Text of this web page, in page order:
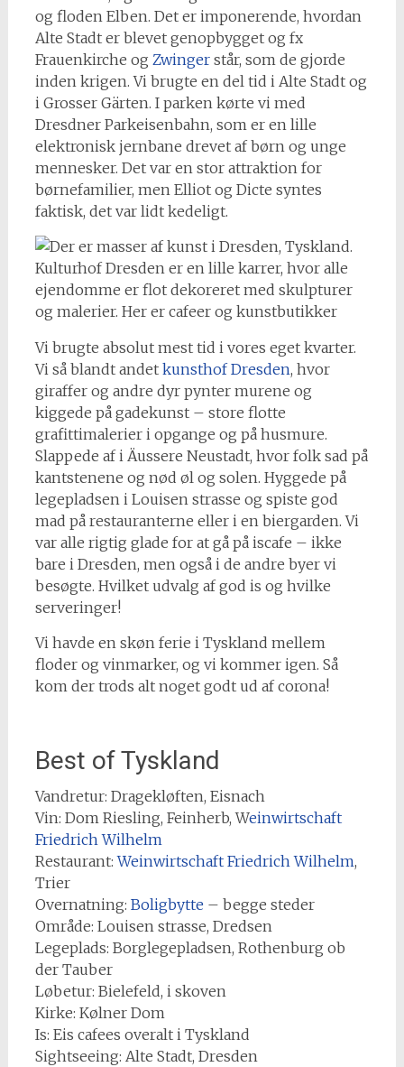
og floden Elben. Det er imponerende, hvordan
Alte Stadt er blevet genopbygget og fx
Frauenkirche og Zwinger står, som de gjorde
inden krigen. Vi brugte en del tid i Alte Stadt og
i Grosser Gärten. I parken kørte vi med
Dresdner Parkeisenbahn, som er en lille
elektronisk jernbane drevet af børn og unge
mennesker. Det var en stor attraktion for
børnefamilier, men Elliot og Dicte syntes
faktisk, det var lidt kedeligt.
Kulturhof Dresden er en lille karrer, hvor alle
ejendomme er flot dekoreret med skulpturer
og malerier. Her er cafeer og kunstbutikker
Vi brugte absolut mest tid i vores eget kvarter.
Vi så blandt andet kunsthof Dresden, hvor
giraffer og andre dyr pynter murene og
kiggede på gadekunst – store flotte
grafittimalerier i opgange og på husmure.
Slappede af i Äussere Neustadt, hvor folk sad på
kantstenene og nød øl og solen. Hyggede på
legepladsen i Louisen strasse og spiste god
mad på restauranterne eller i en biergarden. Vi
var alle rigtig glade for at gå på iscafe – ikke
bare i Dresden, men også i de andre byer vi
besøgte. Hvilket udvalg af god is og hvilke
serveringer!
Vi havde en skøn ferie i Tyskland mellem
floder og vinmarker, og vi kommer igen. Så
kom der trods alt noget godt ud af corona!
Best of Tyskland
Vandretur: Dragekløften, Eisnach
Vin: Dom Riesling, Feinherb, Weinwirtschaft
Friedrich Wilhelm
Restaurant:Weinwirtschaft Friedrich Wilhelm,
Trier
Overnatning: Boligbytte – begge steder
Område: Louisen strasse, Dredsen
Legeplads: Borglegepladsen, Rothenburg ob
der Tauber
Løbetur: Bielefeld, i skoven
Kirke: Kølner Dom
Is: Eis cafees overalt i Tyskland
Sightseeing: Alte Stadt, Dresden